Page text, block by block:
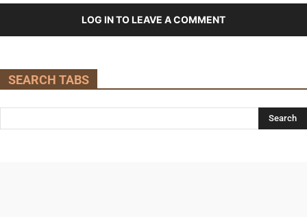
LOG IN TO LEAVE A COMMENT
SEARCH TABS